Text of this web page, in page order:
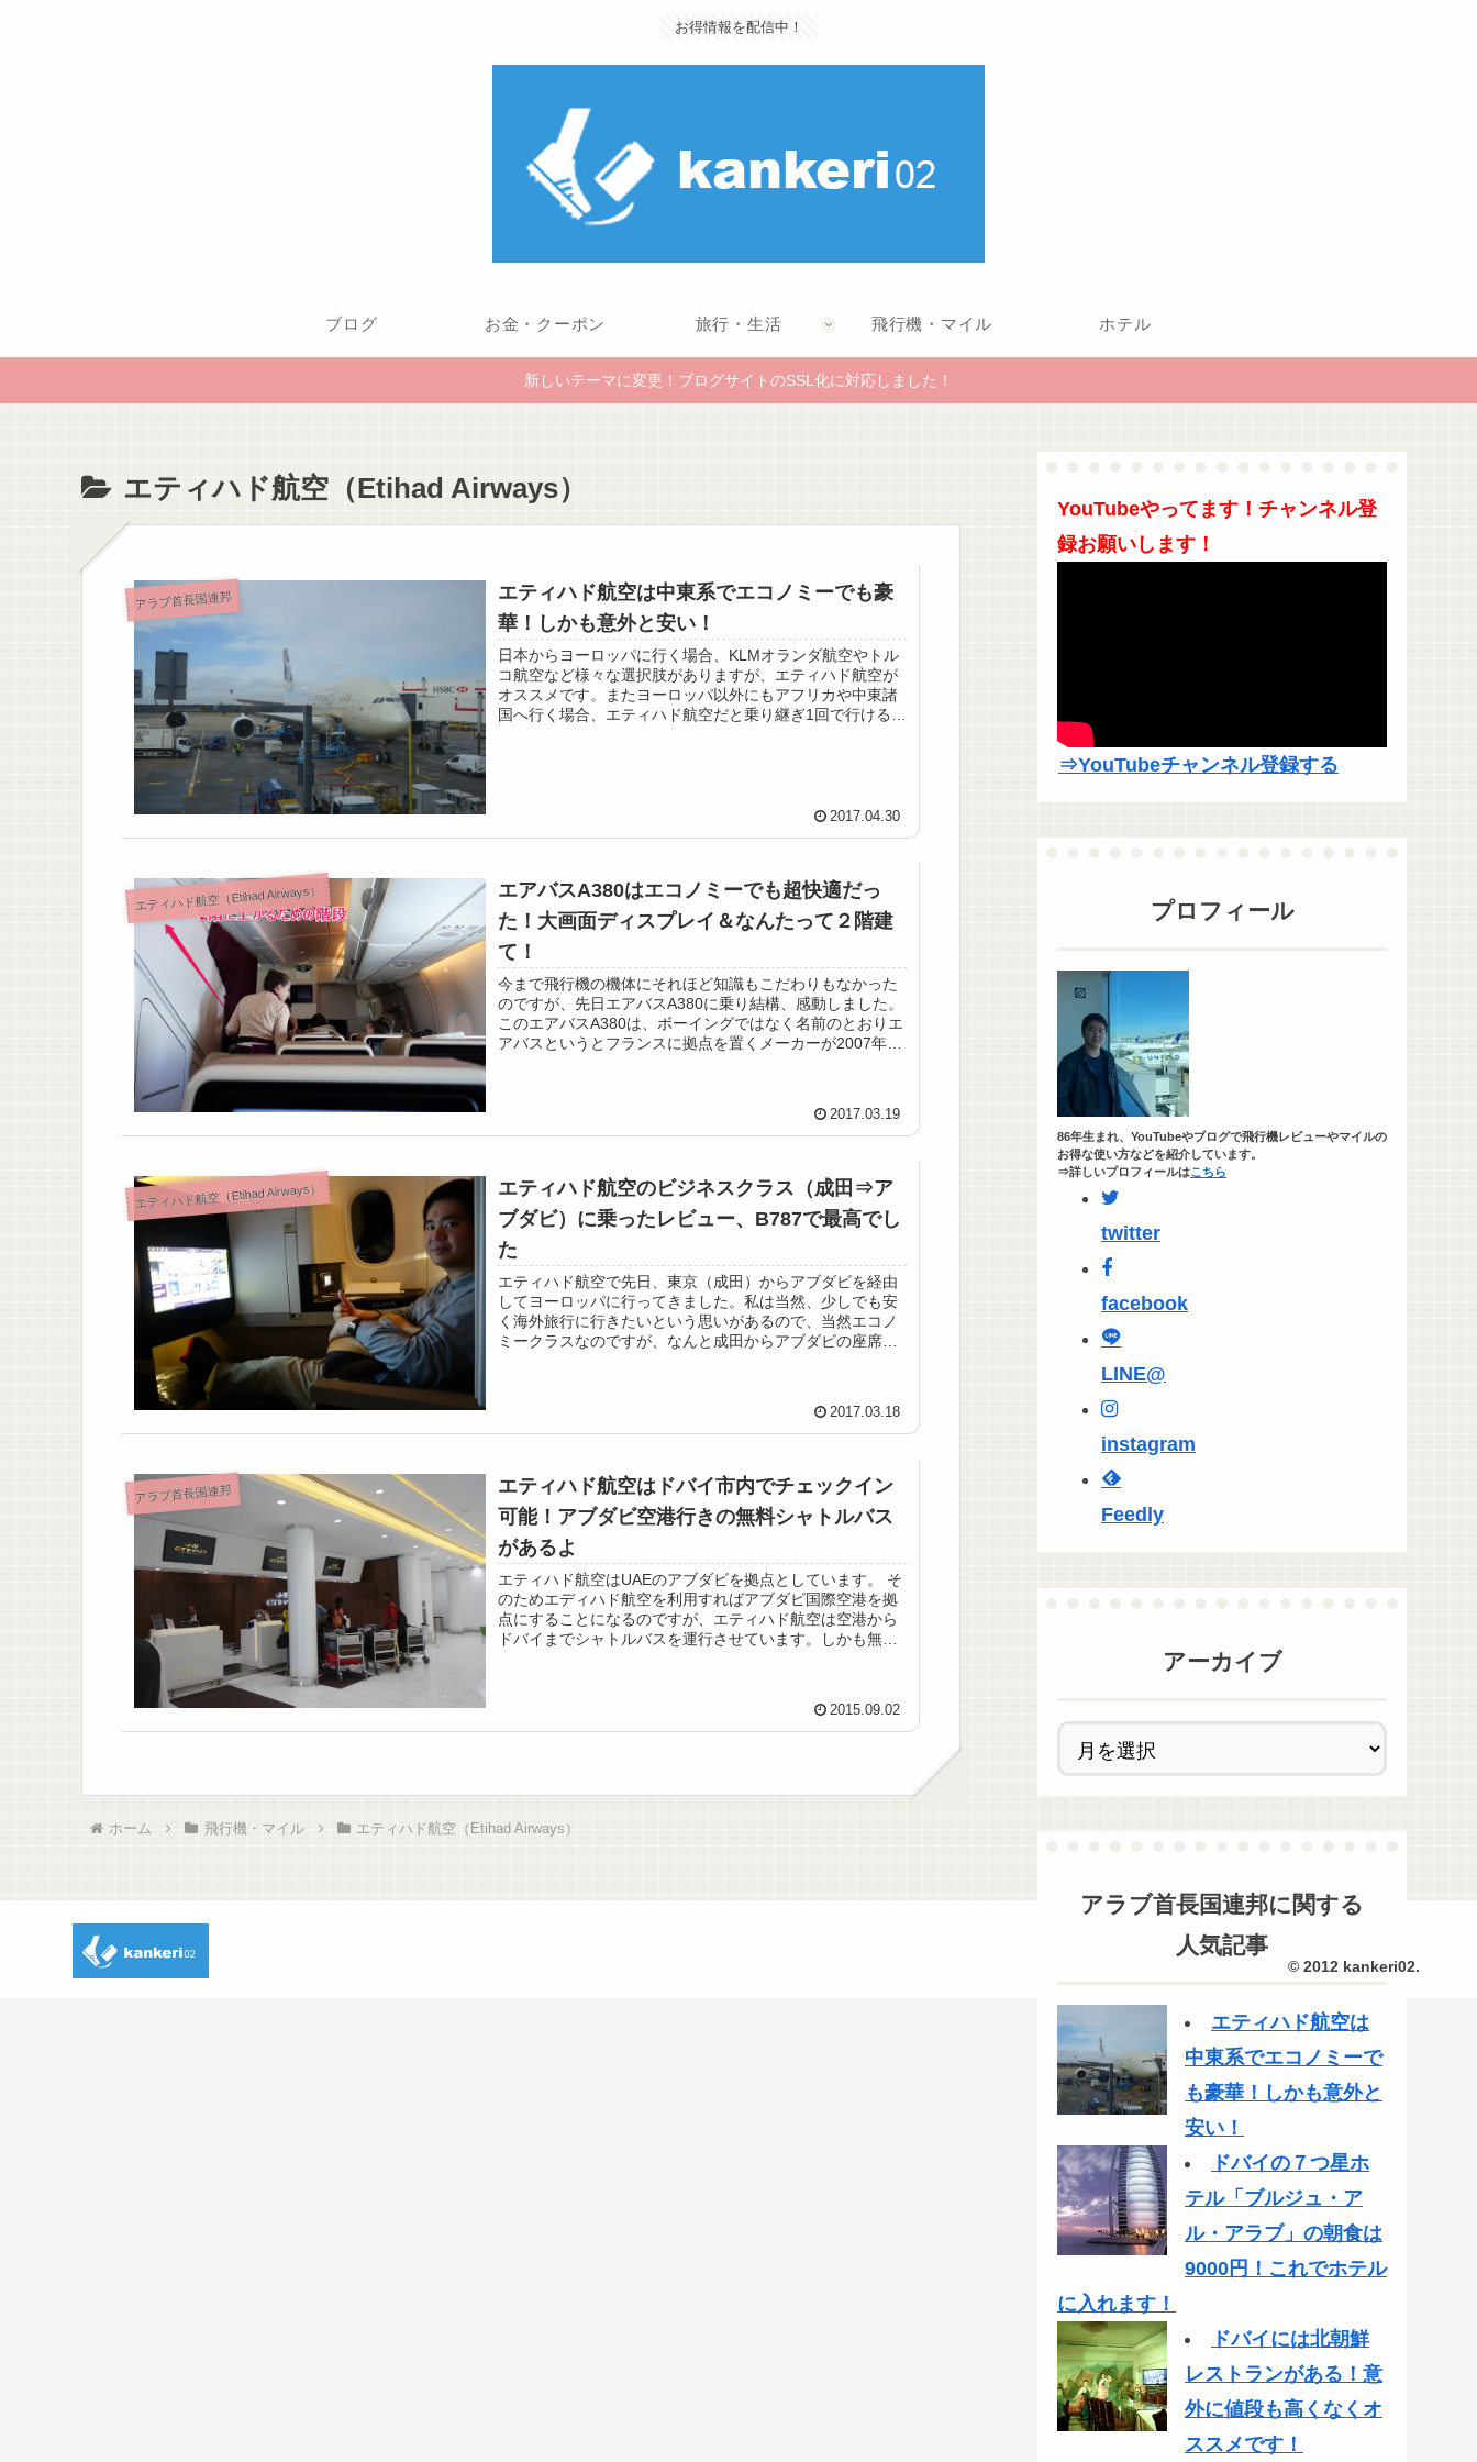
お得情報を配信中！
ブログ お金・クーポン 旅行・生活 飛行機・マイル ホテル
新しいテーマに変更！ブログサイトのSSL化に対応しました！
エティハド航空（Etihad Airways）
アラブ首長国連邦
エティハド航空は中東系でエコノミーでも豪
華！しかも意外と安い！
日本からヨーロッパに行く場合、KLMオランダ航空やトル
コ航空など様々な選択肢がありますが、エティハド航空が
オススメです。またヨーロッパ以外にもアフリカや中東諸
国へ行く場合、エティハド航空だと乗り継ぎ1回で行けると
2017.04.30
エティハド航空（Etihad Airways）
エアバスA380はエコノミーでも超快適だっ
た！大画面ディスプレイ＆なんたって２階建
て！
今まで飛行機の機体にそれほど知識もこだわりもなかった
のですが、先日エアバスA380に乗り結構、感動しました。
このエアバスA380は、ボーイングではなく名前のとおりエ
アバスというとフランスに拠点を置くメーカーが2007年か
2017.03.19
エティハド航空（Etihad Airways）
エティハド航空のビジネスクラス（成田⇒ア
ブダビ）に乗ったレビュー、B787で最高でし
た
エティハド航空で先日、東京（成田）からアブダビを経由
してヨーロッパに行ってきました。私は当然、少しでも安
く海外旅行に行きたいという思いがあるので、当然エコノ
ミークラスなのですが、なんと成田からアブダビの座席が
2017.03.18
アラブ首長国連邦
エティハド航空はドバイ市内でチェックイン
可能！アブダビ空港行きの無料シャトルバス
があるよ
エティハド航空はUAEのアブダビを拠点としています。 そ
のためエディハド航空を利用すればアブダビ国際空港を拠
点にすることになるのですが、エティハド航空は空港から
ドバイまでシャトルバスを運行させています。しかも無料
2015.09.02
ホーム 飛行機・マイル エティハド航空（Etihad Airways）
YouTubeやってます！チャンネル登
録お願いします！
⇒YouTubeチャンネル登録する
プロフィール
86年生まれ、YouTubeやブログで飛行機レビューやマイルの
お得な使い方などを紹介しています。
⇒詳しいプロフィールはこちら
twitter
facebook
LINE@
instagram
Feedly
アーカイブ
アラブ首長国連邦に関する
人気記事
エティハド航空は
中東系でエコノミーで
も豪華！しかも意外と
安い！
ドバイの７つ星ホ
テル「ブルジュ・ア
ル・アラブ」の朝食は
9000円！これでホテル
に入れます！
ドバイには北朝鮮
レストランがある！意
外に値段も高くなくオ
ススメです！
© 2012 kankeri02.